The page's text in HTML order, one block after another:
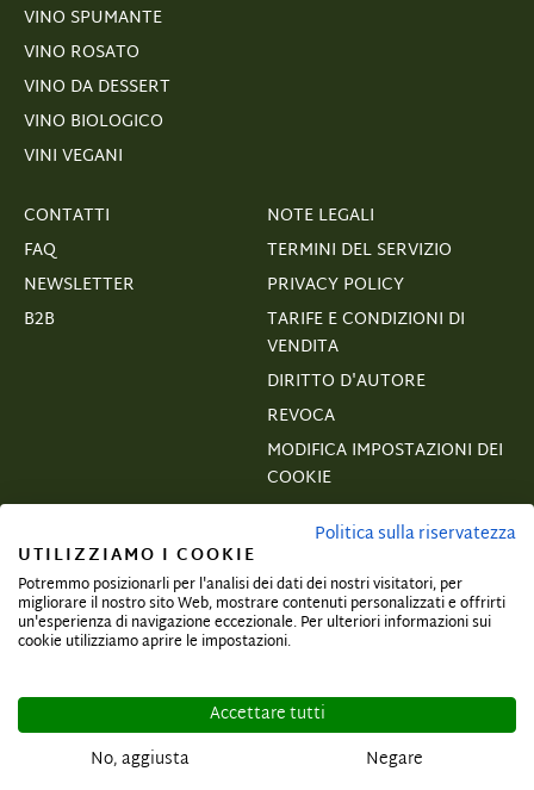
VINO SPUMANTE
VINO ROSATO
VINO DA DESSERT
VINO BIOLOGICO
VINI VEGANI
CONTATTI
FAQ
NEWSLETTER
B2B
NOTE LEGALI
TERMINI DEL SERVIZIO
PRIVACY POLICY
TARIFE E CONDIZIONI DI
VENDITA
DIRITTO D'AUTORE
REVOCA
MODIFICA IMPOSTAZIONI DEI
COOKIE
VERTRAGSWIDERRUF
Iscriviti e assicurati offerte esclusive!
Politica sulla riservatezza
UTILIZZIAMO I COOKIE
Potremmo posizionarli per l'analisi dei dati dei nostri visitatori, per
migliorare il nostro sito Web, mostrare contenuti personalizzati e offrirti
un'esperienza di navigazione eccezionale. Per ulteriori informazioni sui
cookie utilizziamo aprire le impostazioni.
Accettare tutti
No, aggiusta
Negare